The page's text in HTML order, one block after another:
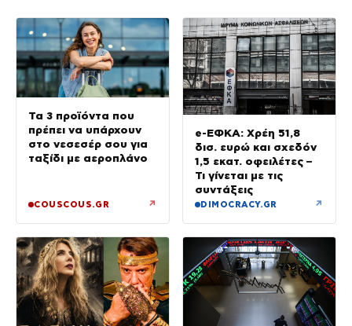
Τα 3 προϊόντα που
πρέπει να υπάρχουν
στο νεσεσέρ σου για
ταξίδι με αεροπλάνο
COUSCOUS.GR ↗
e-ΕΦΚΑ: Χρέη 51,8
δισ. ευρώ και σχεδόν
1,5 εκατ. οφειλέτες –
Τι γίνεται με τις
συντάξεις
DIMOCRACY.GR ↗